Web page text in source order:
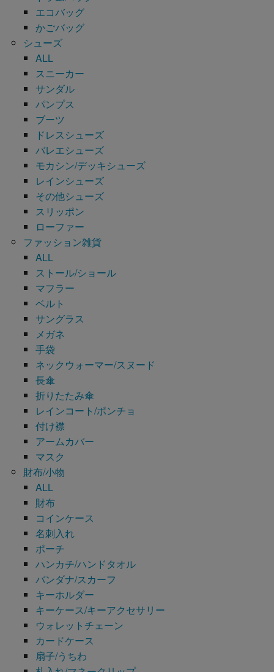
エコバッグ
かごバッグ
シューズ
ALL
スニーカー
サンダル
パンプス
ブーツ
ドレスシューズ
バレエシューズ
モカシン/デッキシューズ
レインシューズ
その他シューズ
スリッポン
ローファー
ファッション雑貨
ALL
ストール/ショール
マフラー
ベルト
サングラス
メガネ
手袋
ネックウォーマー/スヌード
長傘
折りたたみ傘
レインコート/ポンチョ
付け襟
アームカバー
マスク
財布/小物
ALL
財布
コインケース
名刺入れ
ポーチ
ハンカチ/ハンドタオル
バンダナ/スカーフ
キーホルダー
キーケース/キーアクセサリー
ウォレットチェーン
カードケース
扇子/うちわ